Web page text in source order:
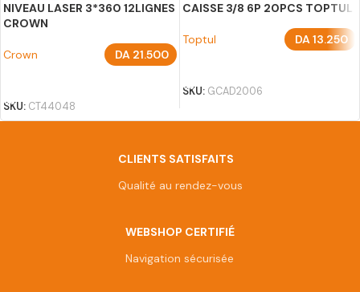
NIVEAU LASER 3*360 12LIGNES
CROWN
Crown DA 21.500
SKU: CT44048
CAISSE 3/8 6P 20PCS TOPTUL
Toptul DA13.250
SKU: GCAD2006
CLIENTS SATISFAITS
Qualité au rendez-vous
WEBSHOP CERTIFIÉ
Navigation sécurisée